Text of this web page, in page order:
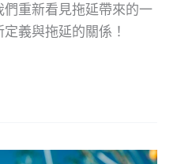
重新看見拖延帶來的一
義與拖延的關係！